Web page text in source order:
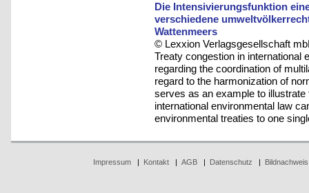
Die Intensivierungsfunktion
verschiedene
Wattenmeers
© Lexxion Verlagsgesellschaft
Treaty congestion in international
regarding the coordination of
regard to the harmonization of
serves as an example to illustrate
international environmental law
environmental treaties to one
Impressum| Kontakt| AGB| Datenschutz Bildnachweis